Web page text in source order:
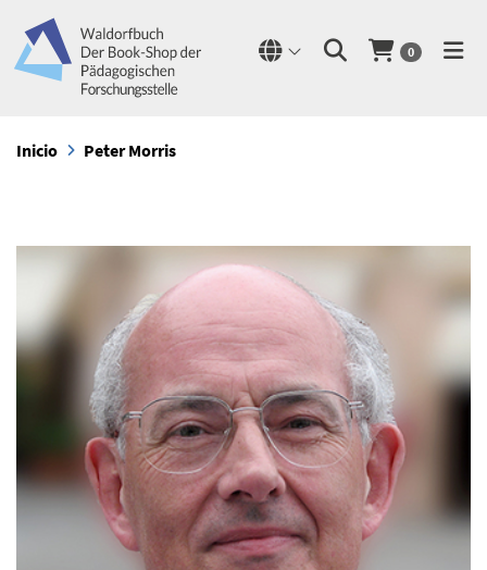
0
Inicio Peter Morris